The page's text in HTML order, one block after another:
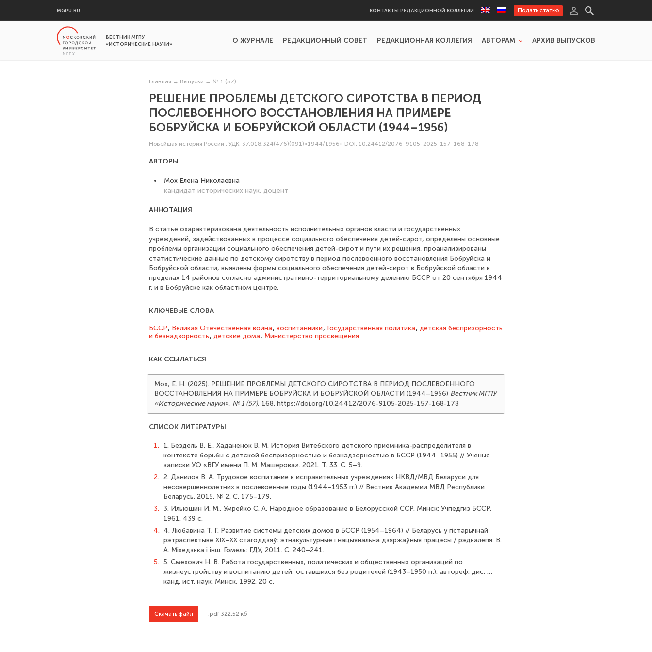
MGPU.RU КОНТАКТЫ РЕДАКЦИОННОЙ КОЛЛЕГИИ Подать статью
ВЕСТНИК МГПУ
«ИСТОРИЧЕСКИЕ НАУКИ»
О ЖУРНАЛЕ РЕДАКЦИОННЫЙ СОВЕТ РЕДАКЦИОННАЯ КОЛЛЕГИЯ АВТОРАМ АРХИВ ВЫПУСКОВ
Главная → Выпуски → № 1 (57)
РЕШЕНИЕ ПРОБЛЕМЫ ДЕТСКОГО СИРОТСТВА В ПЕРИОД
ПОСЛЕВОЕННОГО ВОССТАНОВЛЕНИЯ НА ПРИМЕРЕ
БОБРУЙСКА И БОБРУЙСКОЙ ОБЛАСТИ (1944–1956)
Новейшая история России , УДК: 37.018.324(476)(091)«1944/1956» DOI: 10.24412/2076-9105-2025-157-168-178
АВТОРЫ
Мох Елена Николаевна
кандидат исторических наук, доцент
АННОТАЦИЯ
В статье охарактеризована деятельность исполнительных органов власти и государственных
учреждений, задействованных в процессе социального обеспечения детей-сирот, определены основные
проблемы организации социального обеспечения детей-сирот и пути их решения, проанализированы
статистические данные по детскому сиротству в период послевоенного восстановления Бобруйска и
Бобруйской области, выявлены формы социального обеспечения детей-сирот в Бобруйской области в
пределах 14 районов согласно административно-территориальному делению БССР от 20 сентября 1944
г. и в Бобруйске как областном центре.
КЛЮЧЕВЫЕ СЛОВА
БССР, Великая Отечественная война, воспитанники, Государст­венная политика, детская беспризорность
и безнадзорность, детские дома, Министерство просвещения
КАК ССЫЛАТЬСЯ
Мох, Е. Н. (2025). РЕШЕНИЕ ПРОБЛЕМЫ ДЕТСКОГО СИРОТСТВА В ПЕРИОД ПОСЛЕВОЕННОГО
ВОССТАНОВЛЕНИЯ НА ПРИМЕРЕ БОБРУЙСКА И БОБРУЙСКОЙ ОБЛАСТИ (1944–1956) Вестник МГПУ
«Исторические науки», № 1 (57), 168. https://doi.org/10.24412/2076-9105-2025-157-168-178
СПИСОК ЛИТЕРАТУРЫ
1.
1. Бездель В. Е., Хаданенок В. М. История Витебского детского приемника-распределителя в
контексте борьбы с детской беспризорностью и безнадзорностью в БССР (1944–1955) // Ученые
записки УО «ВГУ имени П. М. Машерова». 2021. Т. 33. С. 5–9.
2. 2. Данилов В. А. Трудовое воспитание в исправительных учреждениях НКВД/МВД Беларуси для
несовершеннолетних в послевоенные годы (1944–1953 гг.) // Вестник Академии МВД Республики
Беларусь. 2015. № 2. С. 175–179.
3. 3. Ильюшин И. М., Умрейко С. А. Народное образование в Белорусской ССР. Минск: Учпедгиз БССР,
1961. 439 с.
4. 4. Любавина Т. Г. Развитие системы детских домов в БССР (1954–1964) // Беларусь у гістарычнай
рэтраспектыве XIX–XX стагоддзяў: этнакультурные і нацыянальна дзяржаўныя працэсы / рэдкалегія: В.
А. Міхедзька і інш. Гомель: ГДУ, 2011. С. 240–241.
5. 5. Смехович Н. В. Работа государственных, политических и общественных организаций по
жизнеустройству и воспитанию детей, оставшихся без родителей (1943–1950 гг.): автореф. дис. …
канд. ист. наук. Минск, 1992. 20 с.
Скачать файл .pdf 322.52 кб